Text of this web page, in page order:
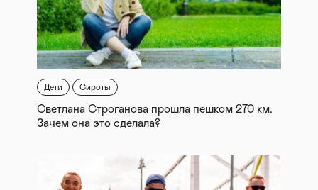
Дети Сироты
Светлана Строганова прошла пешком 270 км.
Зачем она это сделала?